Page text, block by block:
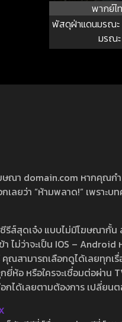
พากย์ไ
พัสดุฝ่าแดนมรณ
มรณะ
ษณา domain.com หากคุณก
เลยว่า “ห้ามพลาด!” เพราะ
รีส์สุดเจ๋ง แบบไม่มีโฆษณากั้
ไม่ว่าจะเป็น IOS –
ณสามารถเลือกดูได้เลยทุกเ
ห้อ หรือใครจะเชื่อมต่อผ่าน
กได้เลยตามต้องการ เปลี่ยน